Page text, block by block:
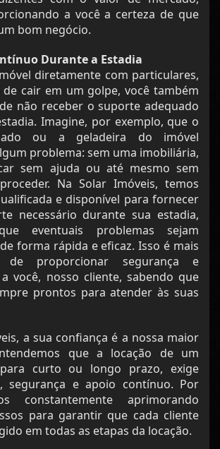
a você a certeza de que
bom negócio.
Durante a Estadia
diretamente com particulares,
cair em um golpe, você também
não receber o suporte adequado
Imagine, por exemplo, que o
ou a geladeira do imóvel
problema: sem uma imobiliária,
sem ajuda ou até mesmo sem
Na Solar Imóveis, temos
e disponível para fornecer
necessário durante sua estadia,
eventuais problemas sejam
forma rápida e eficaz. Isso é mais
proporcionar segurança e
você, nosso cliente, sabendo que
prontos para atender às suas
a sua confiança é a nossa maior
que a locação de um
curto ou longo prazo, exige
segurança e apoio contínuo. Por
constantemente aprimorando
para garantir que cada cliente
em todas as etapas da locação.